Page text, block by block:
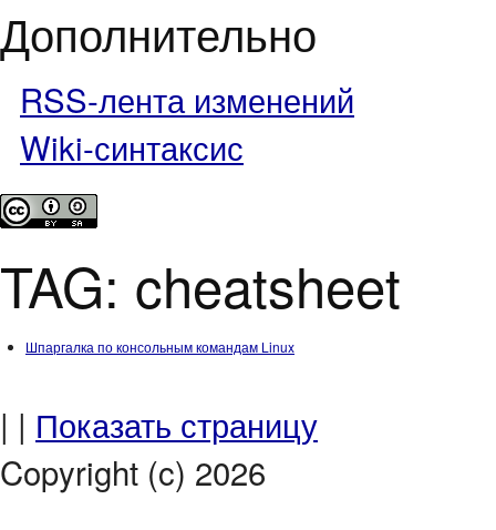
Дополнительно
RSS-лента изменений
Wiki-синтаксис
TAG: cheatsheet
Шпаргалка по консольным командам Linux
| | Показать страницу
Copyright (c) 2026